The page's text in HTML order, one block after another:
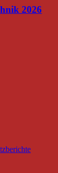
2026